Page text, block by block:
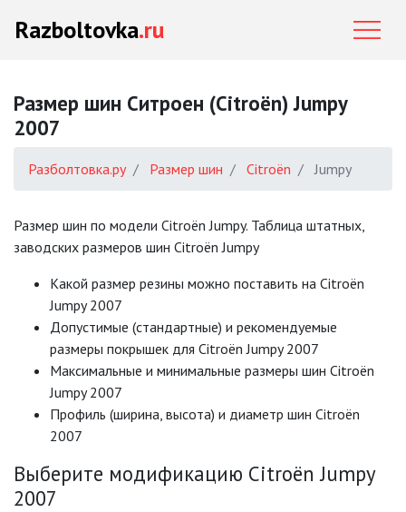
Razboltovka.ru
Размер шин Ситроен (Citroën) Jumpy
2007
Разболтовка.ру Размер шин Citroën Jumpy
Размер шин по модели Citroën Jumpy. Таблица штатных,
заводских размеров шин Citroën Jumpy
Какой размер резины можно поставить на Citroën
Jumpy 2007
Допустимые (стандартные) и рекомендуемые
размеры покрышек для Citroën Jumpy 2007
Mаксимальные и минимальные размеры шин Citroën
Jumpy 2007
Профиль (ширина, высота) и диаметр шин Citroën
2007
Выберите модификацию Citroën Jumpy
2007